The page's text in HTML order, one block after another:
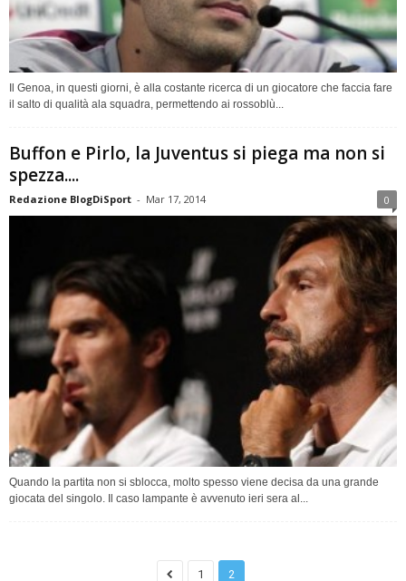
Il Genoa, in questi giorni, è alla costante ricerca di un giocatore che faccia fare
il salto di qualità ala squadra, permettendo ai rossoblù...
Buffon e Pirlo, la Juventus si piega ma non si
spezza....
Redazione BlogDiSport - Mar 17, 2014 0
Quando la partita non si sblocca, molto spesso viene decisa da una grande
giocata del singolo. Il caso lampante è avvenuto ieri sera al...
1 2